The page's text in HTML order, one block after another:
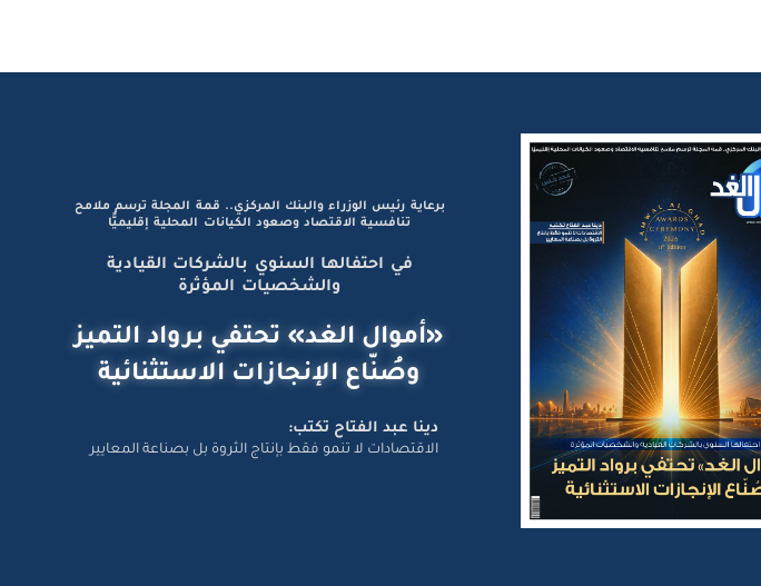
في احتفالها السنوي بالشركات القيادية
والشخصيات المؤثرة
وصُنّاع الإنجازات الاستثنائية
الاقتصادات لا تنمو فقط بإنتاج الثروة بل بصناعة المعايير